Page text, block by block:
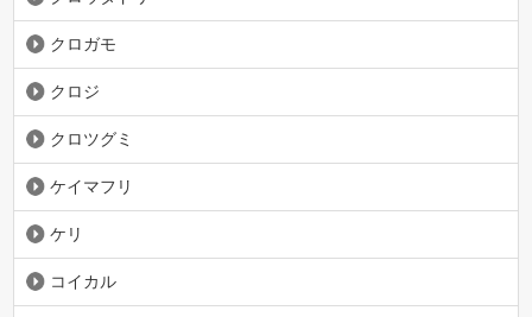
クロガモ
クロジ
クロツグミ
ケイマフリ
ケリ
コイカル